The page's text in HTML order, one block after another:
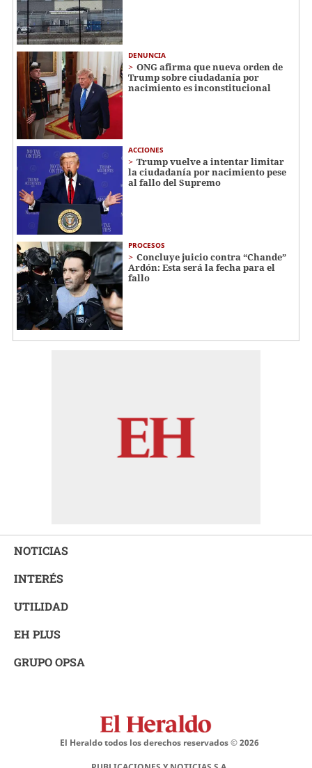
DENUNCIA
ONG afirma que nueva orden de
Trump sobre ciudadanía por
nacimiento es inconstitucional
ACCIONES
Trump vuelve a intentar limitar
la ciudadanía por nacimiento pese
al fallo del Supremo
PROCESOS
Concluye juicio contra “Chande”
Ardón: Esta será la fecha para el
fallo
NOTICIAS
INTERÉS
UTILIDAD
EH PLUS
GRUPO OPSA
El Heraldo todos los derechos reservados ©2026